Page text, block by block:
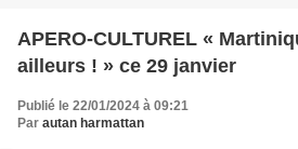
APERO-CULTUREL «
ailleurs ! » ce 29 janvier
Publié le 22/01/2024 à 09:21
Par autan harmattan